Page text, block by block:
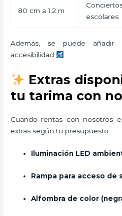
80 cm a 1.2 m
escolares
Además, se puede añadir
accesibilidad
Extras
tu tarima con
Cuando rentas con nosotros
extras según tu presupuesto:
Iluminación LED
Rampa para acceso de
Alfombra de color